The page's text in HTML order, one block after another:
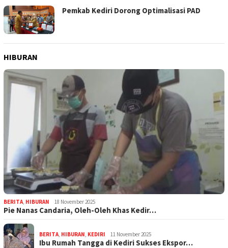
Pemkab Kediri Dorong Optimalisasi PAD
HIBURAN
BERITA, HIBURAN 18 November 2025
Pie Nanas Candaria, Oleh-Oleh Khas Kedir…
BERITA, HIBURAN, KEDIRI 11 November 2025
Ibu Rumah Tangga di Kediri Sukses Ekspor…